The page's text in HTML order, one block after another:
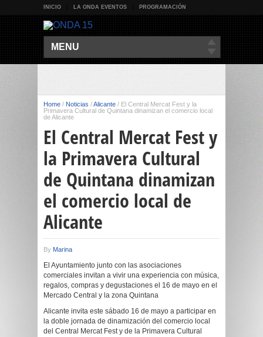
INICIO LA ONDA EVENTOS PROGRAMACIÓN
MENU
Home / Noticias /Alicante / El Central Mercat Fest y la
Primavera Cultural de Quintana dinamizan el comercio local
de Alicante
El Central Mercat Fest y
la Primavera Cultural
de Quintana dinamizan
el comercio local de
Alicante
By Marina
El Ayuntamiento junto con las asociaciones
comerciales invitan a vivir una experiencia con música,
regalos, compras y degustaciones el 16 de mayo en el
Mercado Central y la zona Quintana
Alicante invita este sábado 16 de mayo a participar en
la doble jornada de dinamización del comercio local
del Central Mercat Fest y de la Primavera Cultural